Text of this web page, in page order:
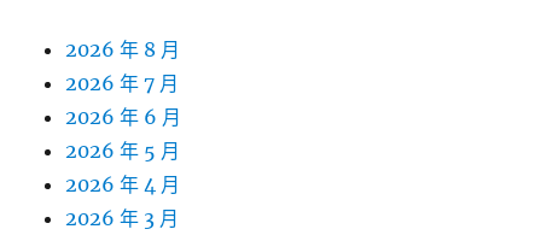
2026 年 8 月
2026 年 7 月
2026 年 6 月
2026 年 5 月
2026 年 4 月
2026 年 3 月